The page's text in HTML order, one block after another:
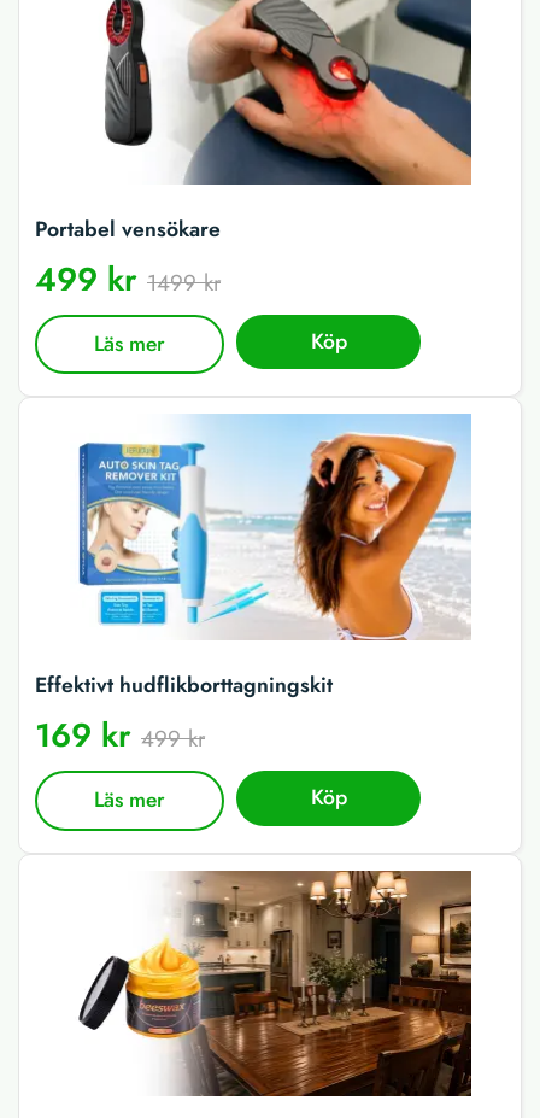
Portabel vensökare
499 kr 1499 kr
Läs mer Köp
Effektivt hudflikborttagningskit
169 kr 499 kr
Läs mer Köp